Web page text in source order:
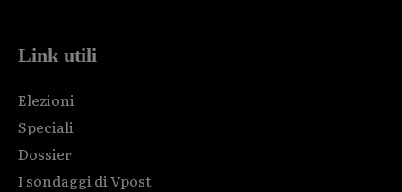
Link utili
Elezioni
Speciali
Dossier
I sondaggi di Vpost